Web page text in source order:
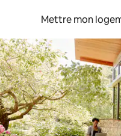
Mettre mon